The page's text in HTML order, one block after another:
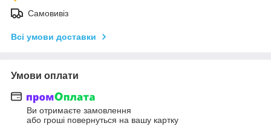
Самовивіз
Всі умови доставки
Умови оплати
Ви отримаєте замовлення
або гроші повернуться на вашу картку